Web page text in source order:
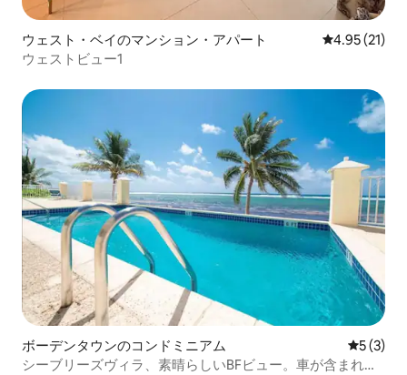
ウェスト・ベイのマンション・アパート レビュー21
4.95 (21)
ウェストビュー1
ボーデンタウンのコンドミニアム レビュー
5 (3)
シーブリーズヴィラ、素晴らしいBFビュー。車が含まれて